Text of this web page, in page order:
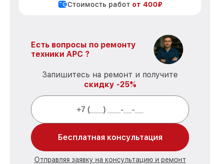
Стоимость работ от 400₽
Есть вопросы по ремонту
техники APC ?
Запишитесь на ремонт и получите
скидку -25%
Бесплатная консультация
Отправляя заявку на консультацию и ремонт